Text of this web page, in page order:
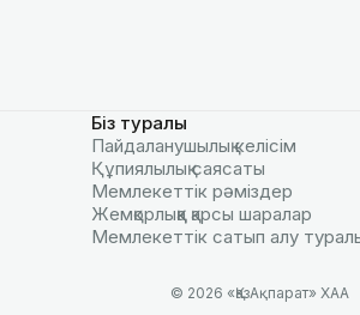
Біз туралы
Пайдаланушылық келiciм
Құпиялылық саясаты
Мемлекеттік рәміздер
Жемқорлыққа қарсы шаралар
Мемлекеттік сатып алу
© 2026 «ҚазАқпарат» ХАА